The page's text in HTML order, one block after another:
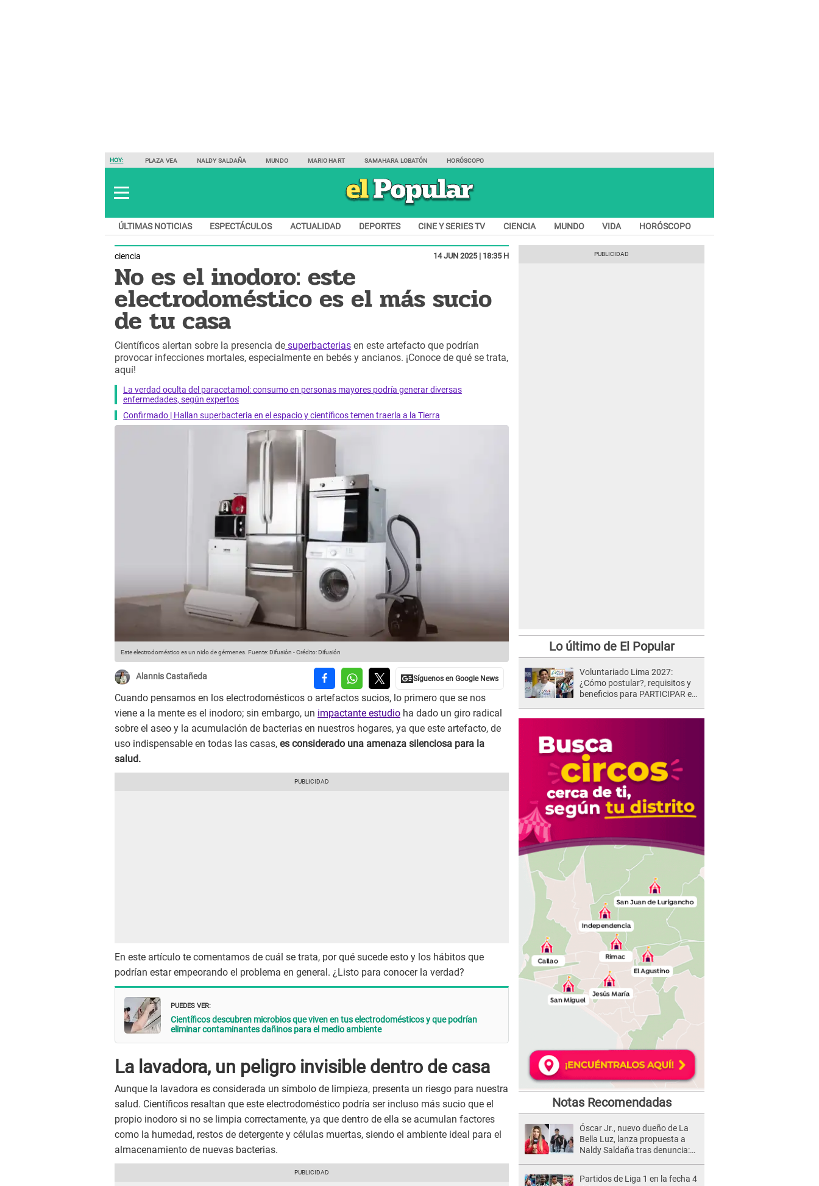
HOY: PLAZA VEA NALDY SALDAÑA MUNDO MARIO HART SAMAHARA LOBATÓN HORÓSCOPO
ÚLTIMAS NOTICIAS ESPECTÁCULOS ACTUALIDAD DEPORTES CINE Y SERIES TV CIENCIA MUNDO VIDA HORÓSCOPO
ciencia 14 JUN 2025 | 18:35 H
No es el inodoro: este
electrodoméstico es el más sucio
de tu casa
Científicos alertan sobre la presencia de superbacterias en este artefacto que podrían
provocar infecciones mortales, especialmente en bebés y ancianos. ¡Conoce de qué se trata,
aquí!
La verdad oculta del paracetamol: consumo en personas mayores podría generar diversas
enfermedades, según expertos
Confirmado | Hallan superbacteria en el espacio y científicos temen traerla a la Tierra
Este electrodoméstico es un nido de gérmenes. Fuente: Difusión -Crédito: Difusión
Alannis Castañeda
Cuando pensamos en los electrodomésticos o artefactos sucios, lo primero que se nos
viene a la mente es el inodoro; sin embargo, un impactante estudio ha dado un giro radical
sobre el aseo y la acumulación de bacterias en nuestros hogares, ya que este artefacto, de
uso indispensable en todas las casas, es considerado una amenaza silenciosa para la
salud.
En este artículo te comentamos de cuál se trata, por qué sucede esto y los hábitos que
podrían estar empeorando el problema en general. ¿Listo para conocer la verdad?
PUEDES VER:
Científicos descubren microbios que viven en tus electrodomésticos y que podrían
eliminar contaminantes dañinos para el medio ambiente
La lavadora, un peligro invisible dentro de casa
Aunque la lavadora es considerada un símbolo de limpieza, presenta un riesgo para nuestra
salud. Científicos resaltan que este electrodoméstico podría ser incluso más sucio que el
propio inodoro si no se limpia correctamente, ya que dentro de ella se acumulan factores
como la humedad, restos de detergente y células muertas, siendo el ambiente ideal para el
almacenamiento de nuevas bacterias.
Lo último de El Popular
Voluntariado Lima 2027:
¿Cómo postular?, requisitos y
beneficios para PARTICIPAR en
Notas Recomendadas
Óscar Jr., nuevo dueño de La
Bella Luz, lanza propuesta a
Naldy Saldaña tras denuncia:
Partidos de Liga 1 en la fecha 4